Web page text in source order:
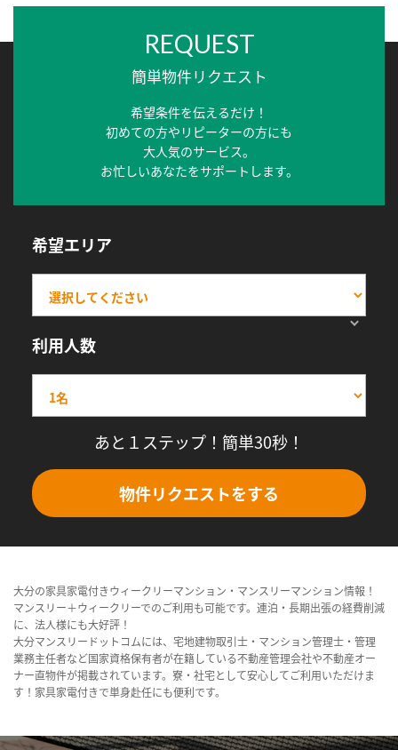
REQUEST
簡単物件リクエスト
希望条件を伝えるだけ！
初めての方やリピーターの方にも
大人気のサービス。
お忙しいあなたをサポートします。
希望エリア
利用人数
あと１ステップ！簡単30秒！
物件リクエストをする
大分の家具家電付きウィークリーマンション・マンスリーマンション情報！
マンスリー＋ウィークリーでのご利用も可能です。連泊・長期出張の経費削減
に、法人様にも大好評！
大分マンスリードットコムには、宅地建物取引士・マンション管理士・管理
業務主任者など国家資格保有者が在籍している不動産管理会社や不動産オー
ナー直物件が掲載されています。寮・社宅として安心してご利用いただけま
す！家具家電付きで単身赴任にも便利です。